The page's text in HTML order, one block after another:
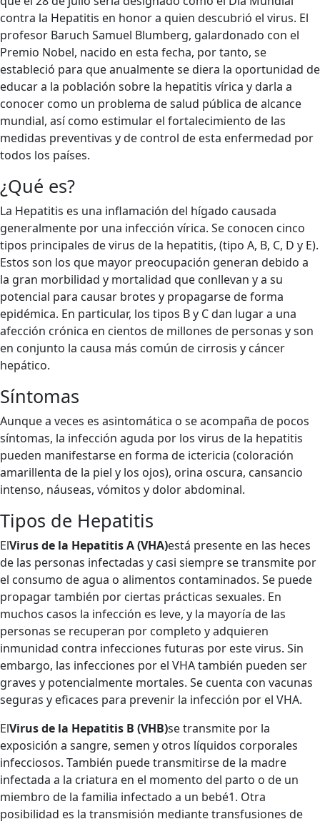
contra la Hepatitis en honor a quien descubrió el virus. El
profesor Baruch Samuel Blumberg, galardonado con el
Premio Nobel, nacido en esta fecha, por tanto, se
estableció para que anualmente se diera la oportunidad de
educar a la población sobre la hepatitis vírica y darla a
conocer como un problema de salud pública de alcance
mundial, así como estimular el fortalecimiento de las
medidas preventivas y de control de esta enfermedad por
todos los países.
¿Qué es?
La Hepatitis es una inflamación del hígado causada
generalmente por una infección vírica. Se conocen cinco
tipos principales de virus de la hepatitis, (tipo A, B, C, D y E).
Estos son los que mayor preocupación generan debido a
la gran morbilidad y mortalidad que conllevan y a su
potencial para causar brotes y propagarse de forma
epidémica. En particular, los tipos B y C dan lugar a una
afección crónica en cientos de millones de personas y son
en conjunto la causa más común de cirrosis y cáncer
hepático.
Síntomas
Aunque a veces es asintomática o se acompaña de pocos
síntomas, la infección aguda por los virus de la hepatitis
pueden manifestarse en forma de ictericia (coloración
amarillenta de la piel y los ojos), orina oscura, cansancio
intenso, náuseas, vómitos y dolor abdominal.
Tipos de Hepatitis
ElVirus de la Hepatitis A (VHA)está presente en las heces
de las personas infectadas y casi siempre se transmite por
el consumo de agua o alimentos contaminados. Se puede
propagar también por ciertas prácticas sexuales. En
muchos casos la infección es leve, y la mayoría de las
personas se recuperan por completo y adquieren
inmunidad contra infecciones futuras por este virus. Sin
embargo, las infecciones por el VHA también pueden ser
graves y potencialmente mortales. Se cuenta con vacunas
seguras y eficaces para prevenir la infección por el VHA.
ElVirus de la Hepatitis B (VHB)se transmite por la
exposición a sangre, semen y otros líquidos corporales
infecciosos. También puede transmitirse de la madre
infectada a la criatura en el momento del parto o de un
miembro de la familia infectado a un bebé1. Otra
posibilidad es la transmisión mediante transfusiones de